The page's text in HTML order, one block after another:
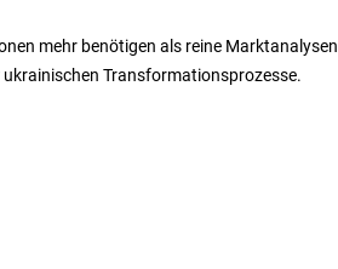
mehr benötigen als reine Marktanalysen
Transformationsprozesse.